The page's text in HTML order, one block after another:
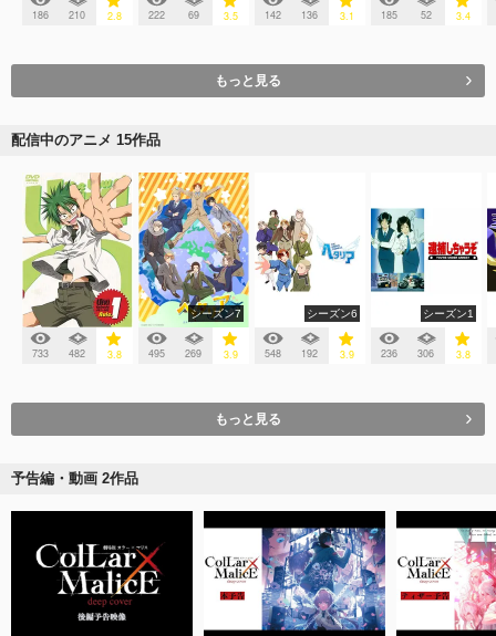
186 210 2.8 222 69 3.5 142 136 3.1 185 52 3.4
もっと見る
配信中のアニメ 15作品
733 482 3.8
シーズン7
495 269 3.9
シーズン6
548 192 3.9
シーズン1
236 306 3.8
もっと見る
予告編・動画 2作品